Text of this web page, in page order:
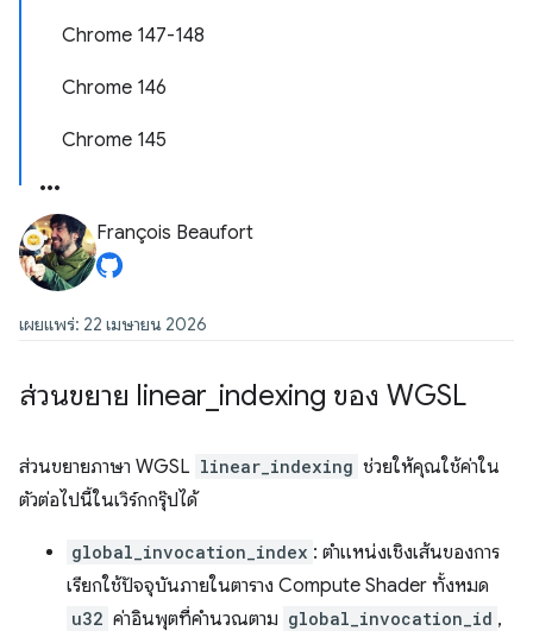
Chrome 147-148
Chrome 146
Chrome 145
François Beaufort
เผยแพร่: 22 เมษายน 2026
ส่วนขยาย linear indexing ของ WGSL
ส่วนขยายภาษา WGSL linear_indexing ช่วยให้คุณใช้ค่าใน
ตัวต่อไปนี้ในเวิร์กกรุ๊ปได้
global_invocation_index : ตำแหน่งเชิงเส้นของการ
เรียกใช้ปัจจุบันภายในตาราง Compute Shader ทั้งหมด
u32 ค่าอินพุตที่คำนวณตาม global_invocation_id ,